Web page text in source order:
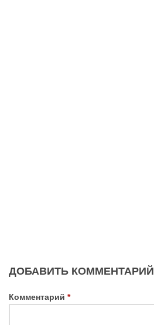
ДОБАВИТЬ КОММЕНТАРИЙ
Комментарий *